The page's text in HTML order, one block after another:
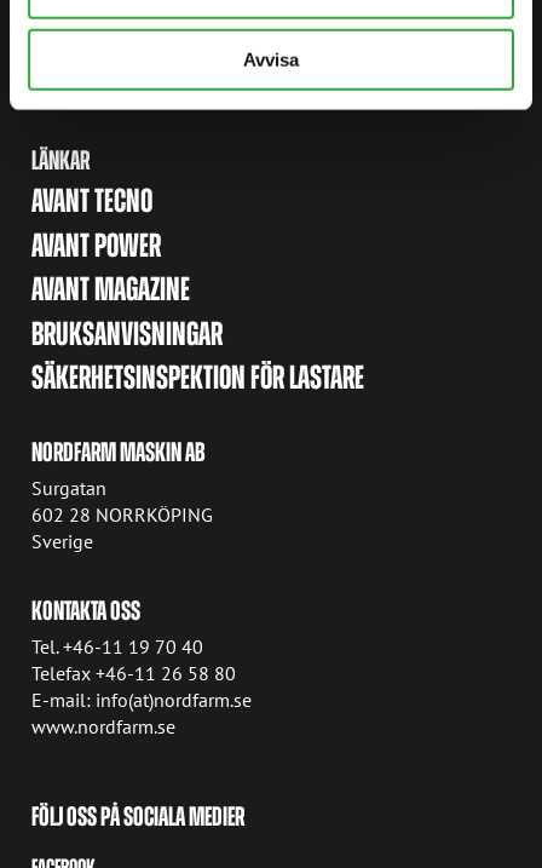
Avvisa
REDSKAP
APPLICATIONS
LÄNKAR
AVANT TECNO
AVANT POWER
AVANT MAGAZINE
BRUKSANVISNINGAR
SÄKERHETSINSPEKTION FÖR LASTARE
NORDFARM MASKIN AB
Surgatan
602 28 NORRKÖPING
Sverige
KONTAKTA OSS
Tel. +46-11 19 70 40
Telefax +46-11 26 58 80
E-mail: info(at)nordfarm.se
www.nordfarm.se
FÖLJ OSS PÅ SOCIALA MEDIER